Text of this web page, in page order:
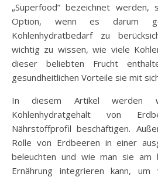
„Superfood” bezeichnet werden,
Option, wenn es darum
Kohlenhydratbedarf zu
wichtig zu wissen, wie viele
dieser beliebten Frucht
gesundheitlichen Vorteile sie mit
In diesem Artikel
Kohlenhydratgehalt von
Nährstoffprofil beschäftigen.
Rolle von Erdbeeren in einer
beleuchten und wie man sie am
Ernährung integrieren kann, um